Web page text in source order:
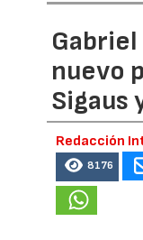
Gabriel
nuevo
Sigaus
Redacción
8176